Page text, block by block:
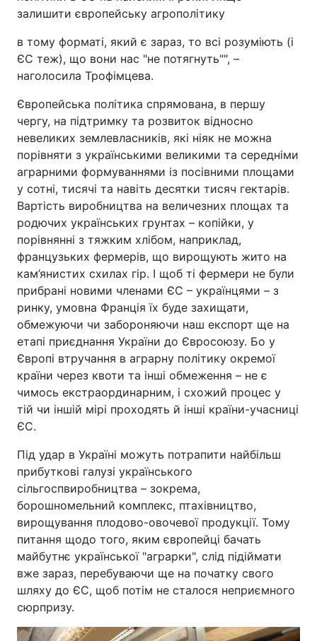
залишити європейську агрополітику
в тому форматі, який є зараз, то всі розуміють (і
ЄС теж), що вони нас "не потягнуть"", –
наголосила Трофімцева.
Європейська політика спрямована, в першу
чергу, на підтримку та розвиток відносно
невеликих землевласників, які ніяк не можна
порівняти з українськими великими та середніми
аграрними формуваннями із посівними площами
у сотні, тисячі та навіть десятки тисяч гектарів.
Вартість виробництва на величезних площах та
родючих українських грунтах – копійки, у
порівнянні з тяжким хлібом, наприклад,
французьких фермерів, що вирощують жито на
кам’янистих схилах гір. І щоб ті фермери не були
прибрані новими членами ЄС – українцями – з
ринку, умовна Франція їх буде захищати,
обмежуючи чи забороняючи наш експорт ще на
етапі приєднання України до Євросоюзу. Бо у
Європі втручання в аграрну політику окремої
країни через квоти та інші обмеження – не є
чимось екстраординарним, і схожий процес у
тій чи іншій мірі проходять й інші країни-учасниці
ЄС.
Під удар в Україні можуть потрапити найбільш
прибуткові галузі українського
сільгоспвиробництва – зокрема,
борошномельний комплекс, птахівництво,
вирощування плодово-овочевої продукції. Тому
питання щодо того, яким європейці бачать
майбутнє української "аграрки", слід підіймати
вже зараз, перебуваючи ще на початку свого
шляху до ЄС, щоб потім не сталося неприємного
сюрпризу.